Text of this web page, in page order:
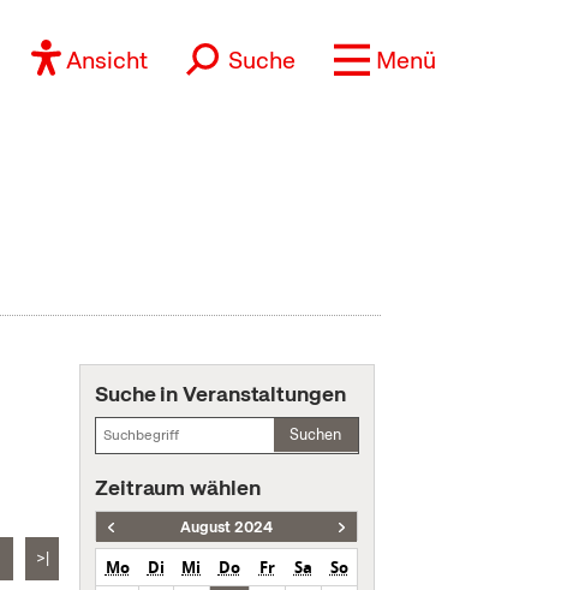
Ansicht Suche Menü
>|
Suche in Veranstaltungen
Suchen
Zeitraum wählen
August 2024
Mo Di Mi Do Fr Sa
So